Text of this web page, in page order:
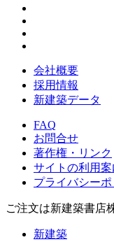
会社概要
採用情報
新建築データ
FAQ
お問合せ
著作権・リンク
サイトの利用案
プライバシー
ご注文は新建築書店
新建築